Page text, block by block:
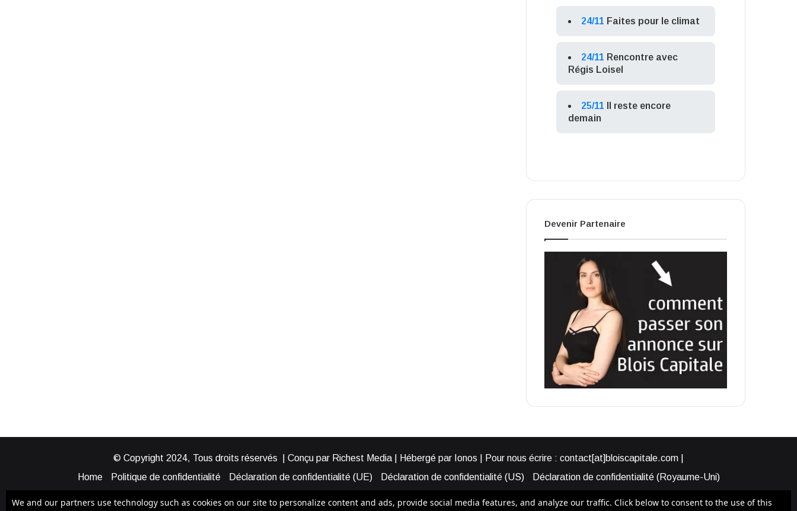
24/11 Faites pour le climat
24/11 Rencontre avec
Régis Loisel
25/11
Il reste encore
demain
Devenir Partenaire
© Copyright 2024, Tous droits réservés | Conçu par Richest Media | Hébergé par Ionos | Pour nous écrire : contact[at]bloiscapitale.com |
Home
Politique de confidentialité Déclaration de confidentialité (UE) Déclaration de confidentialité (US)
Déclaration de confidentialité (Royaume-Uni)
We and our partners use technology such as cookies on our site to personalize content and ads, provide social media features, and analyze our traffic. Click below to consent to the use of this